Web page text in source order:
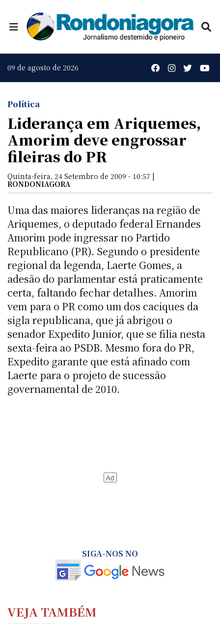
09 de agosto de 2026
Política
Liderança em Ariquemes,
Amorim deve engrossar
fileiras do PR
Quinta-feira, 24 Setembro de 2009 - 10:57 |
RONDONIAGORA
Uma das maiores lideranças na região de
Ariquemes, o deputado federal Ernandes
Amorim pode ingressar no Partido
Republicano (PR). Segundo o presidente
regional da legenda, Laerte Gomes, a
adesão do parlamentar está praticamente
certa, faltando fechar detalhes. Amorim
vem para o PR como um dos caciques da
sigla republicana, que já abrigou o
senador Expedito Junior, que se filia nesta
sexta-feira ao PSDB. Mesmo fora do PR,
Expedito garante que está afinado com
Laerte para o projeto de sucessão
governamental de 2010.
SIGA-NOS NO
VEJA TAMBÉM